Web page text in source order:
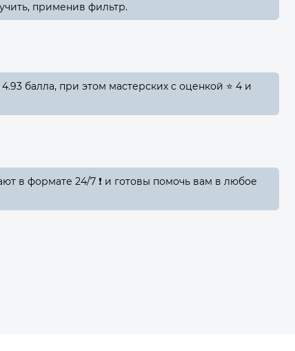
применив фильтр.
балла, при этом мастерских с оценкой ⭐ 4 и
в формате 24/7 ❗ и готовы помочь вам в любое